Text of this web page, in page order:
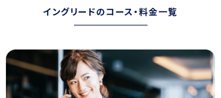
イングリードのコース・料金一覧